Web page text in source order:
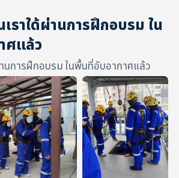
ราใด้ผ่านการฝึกอบรม ใน
ศแล้ว
นการฝึกอบรม ในพื้นที่อับอากาศแล้ว